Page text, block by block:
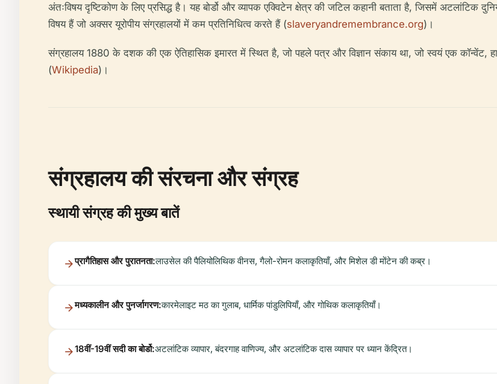
अंतःविषय दृष्टिकोण के लिए प्रसिद्ध है। यह बोर्डो और व्यापक एक्विटेन क्षेत्र की जटिल कहानी बताता है, जिसमें अटलांटिक
विषय हैं जो अक्सर यूरोपीय संग्रहालयों में कम प्रतिनिधित्व करते हैं (slaveryandremembrance.org)।
संग्रहालय 1880 के दशक की एक ऐतिहासिक इमारत में स्थित है, जो पहले पत्र और विज्ञान संकाय था, जो स्वयं एक कॉन्वेंट,
(Wikipedia)।
संग्रहालय की संरचना और संग्रह
स्थायी संग्रह की मुख्य बातें
प्रागैतिहास और पुरातनता:लाउसेल की पैलियोलिथिक वीनस, गैलो-रोमन कलाकृतियाँ, और मिशेल डी मोंटेन की कब्र।
मध्यकालीन और पुनर्जागरण:कारमेलाइट मठ का गुलाब, धार्मिक पांडुलिपियाँ, और गोथिक कलाकृतियाँ।
18वीं-19वीं सदी का बोर्डो:अटलांटिक व्यापार, बंदरगाह वाणिज्य, और अटलांटिक दास व्यापार पर ध्यान केंद्रित।